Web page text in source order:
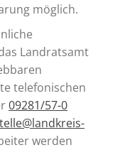
möglich.
Landratsamt
telefonischen
09281/57-0
werden